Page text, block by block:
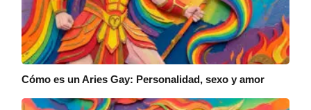
Cómo es un Aries Gay: Personalidad, sexo y amor